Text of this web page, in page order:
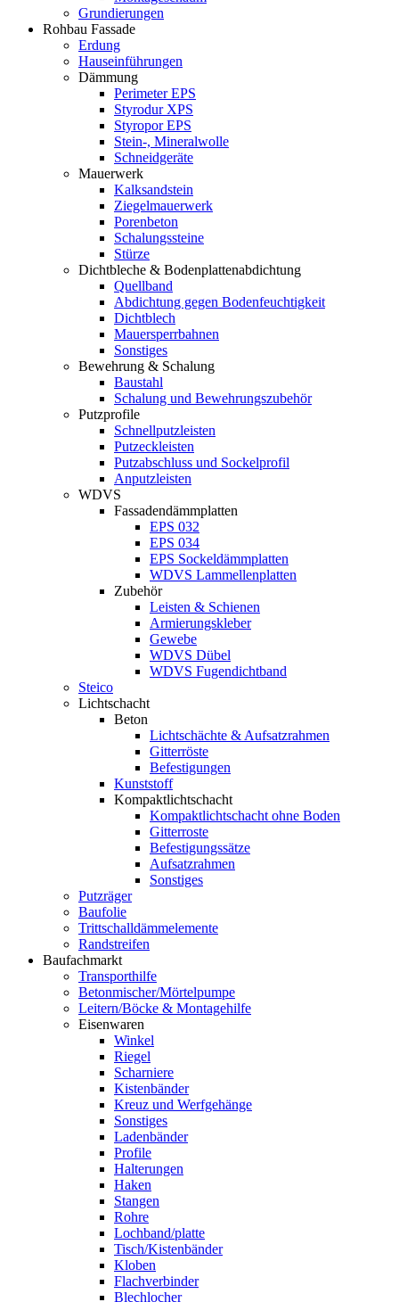
Grundierungen
Rohbau Fassade
Erdung
Hauseinführungen
Dämmung
Perimeter EPS
Styrodur XPS
Styropor EPS
Stein-, Mineralwolle
Schneidgeräte
Mauerwerk
Kalksandstein
Ziegelmauerwerk
Porenbeton
Schalungssteine
Stürze
Dichtbleche & Bodenplattenabdichtung
Quellband
Abdichtung gegen Bodenfeuchtigkeit
Dichtblech
Mauersperrbahnen
Sonstiges
Bewehrung & Schalung
Baustahl
Schalung und Bewehrungszubehör
Putzprofile
Schnellputzleisten
Putzeckleisten
Putzabschluss und Sockelprofil
Anputzleisten
WDVS
Fassadendämmplatten
EPS 032
EPS 034
EPS Sockeldämmplatten
WDVS Lammellenplatten
Zubehör
Leisten & Schienen
Armierungskleber
Gewebe
WDVS Dübel
WDVS Fugendichtband
Steico
Lichtschacht
Beton
Lichtschächte & Aufsatzrahmen
Gitterröste
Befestigungen
Kunststoff
Kompaktlichtschacht
Kompaktlichtschacht ohne Boden
Gitterroste
Befestigungssätze
Aufsatzrahmen
Sonstiges
Putzräger
Baufolie
Trittschalldämmelemente
Randstreifen
Baufachmarkt
Transporthilfe
Betonmischer/Mörtelpumpe
Leitern/Böcke & Montagehilfe
Eisenwaren
Winkel
Riegel
Scharniere
Kistenbänder
Kreuz und Werfgehänge
Sonstiges
Ladenbänder
Profile
Halterungen
Haken
Stangen
Rohre
Lochband/platte
Tisch/Kistenbänder
Kloben
Flachverbinder
Blechlocher